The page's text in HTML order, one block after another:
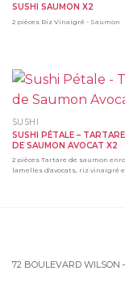
SUSHI SAUMON X2
2 pièces Riz Vinaigré - Saumon
SUSHI
SUSHI PÉTALE – TARTARE
DE SAUMON AVOCAT X2
2 pièces Tartare de saumon
lamelles d'avocats, riz vinaigré
72 BOULEVARD WILSON